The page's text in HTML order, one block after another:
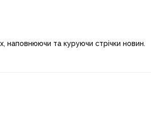
наповнюючи та куруючи стрічки новин.